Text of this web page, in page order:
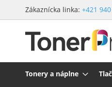
Preskočiť
na
Zákaznícka linka: +421
Tonery a náplne